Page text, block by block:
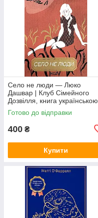
Село не люди — Люко
Дашвар | Клуб Сімейного
Дозвілля, книга українською,
нова, тверда
Готово до відправки
400 ₴
Купити